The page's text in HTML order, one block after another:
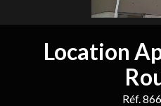
Location
Réf.